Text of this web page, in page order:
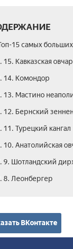
15 самых
15. Кавказская
14. Комондор
13. Мастино
12. Бернский
11. Турецкий кангал
10. Анатолийская
9. Шотландский
8. Леонбергер
ВКонтакте